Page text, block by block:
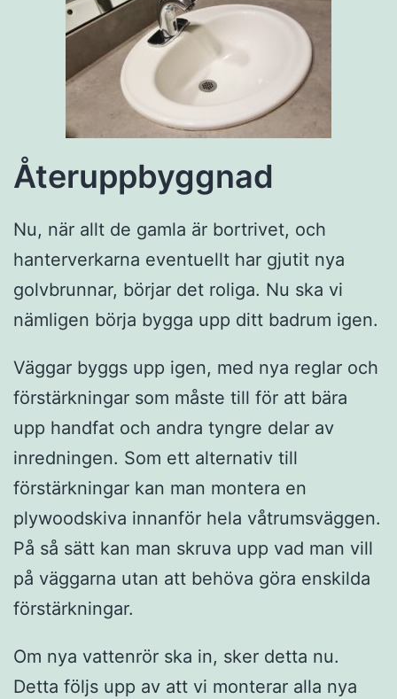
Återuppbyggnad
Nu, när allt de gamla är bortrivet, och
hanterverkarna eventuellt har gjutit nya
golvbrunnar, börjar det roliga. Nu ska vi
nämligen börja bygga upp ditt badrum igen.
Väggar byggs upp igen, med nya reglar och
förstärkningar som måste till för att bära
upp handfat och andra tyngre delar av
inredningen. Som ett alternativ till
förstärkningar kan man montera en
plywoodskiva innanför hela våtrumsväggen.
På så sätt kan man skruva upp vad man vill
på väggarna utan att behöva göra enskilda
förstärkningar.
Om nya vattenrör ska in, sker detta nu.
Detta följs upp av att vi monterar alla nya